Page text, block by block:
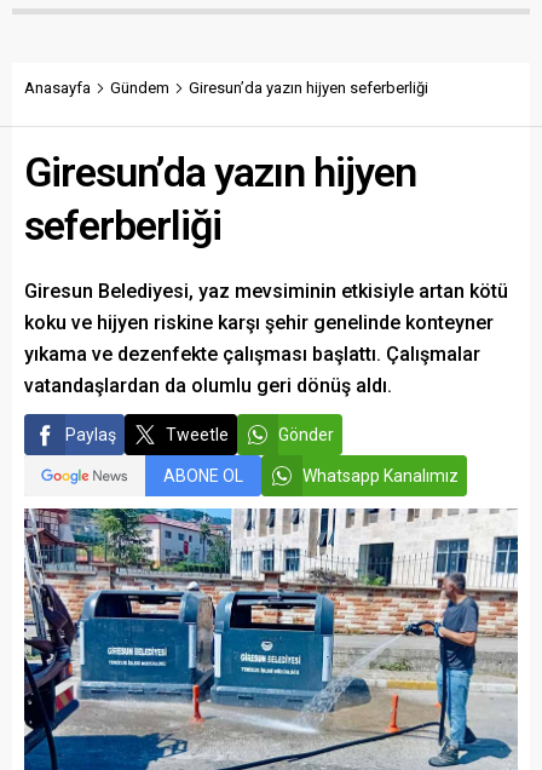
pankartları asılırken,
Kanunu kapsamında işlem
azaltılırken ulaşım altyapısı
Anasayfa Gündem Giresun’da yazın hijyen seferberliği
Giresun’da yazın hijyen
seferberliği
Giresun Belediyesi, yaz mevsiminin etkisiyle artan kötü
koku ve hijyen riskine karşı şehir genelinde konteyner
yıkama ve dezenfekte çalışması başlattı. Çalışmalar
vatandaşlardan da olumlu geri dönüş aldı.
Paylaş Tweetle Gönder
ABONE OL Whatsapp Kanalımız